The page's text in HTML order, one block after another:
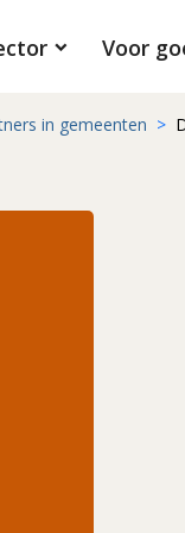
Voor
in gemeenten